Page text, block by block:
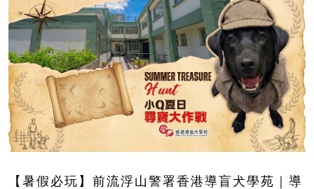
【暑假必玩】前流浮山警署香港導盲犬學苑｜導